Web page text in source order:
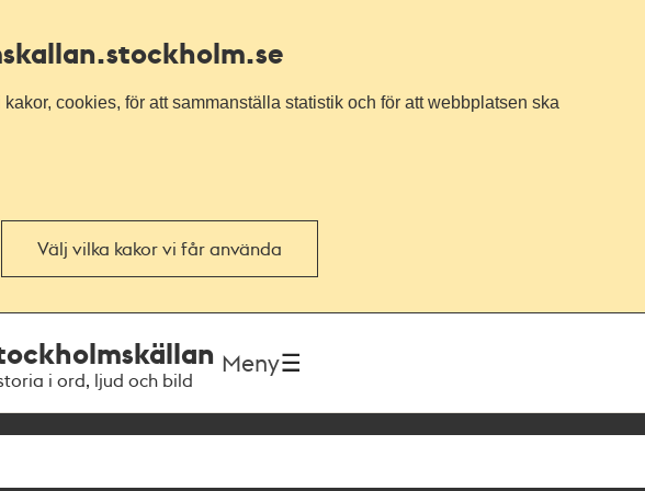
.stockholm.se
cookies, för att sammanställa statistik och för att webbplatsen ska
Välj vilka kakor vi får använda
i ord, ljud och bild
Meny